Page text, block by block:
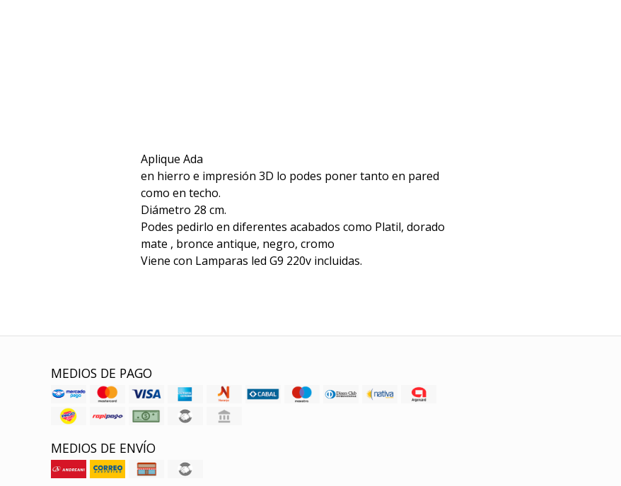
Aplique Ada
en hierro e impresión 3D lo podes poner tanto en pared
como en techo.
Diámetro 28 cm.
Podes pedirlo en diferentes acabados como Platil, dorado
mate , bronce antique, negro, cromo
Viene con Lamparas led G9 220v incluidas.
MEDIOS DE PAGO
MEDIOS DE ENVÍO